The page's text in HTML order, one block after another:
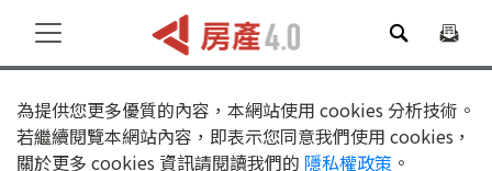
為提供您更多優質的內容，本網站使用 cookies 分析技術。
若繼續閱覽本網站內容，即表示您同意我們使用 cookies，
關於更多 cookies 資訊請閱讀我們的 隱私權政策 。